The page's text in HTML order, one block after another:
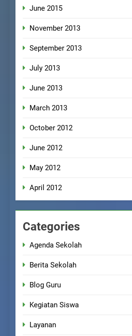
June 2015
November 2013
September 2013
July 2013
June 2013
March 2013
October 2012
June 2012
May 2012
April 2012
Categories
Agenda Sekolah
Berita Sekolah
Blog Guru
Kegiatan Siswa
Layanan